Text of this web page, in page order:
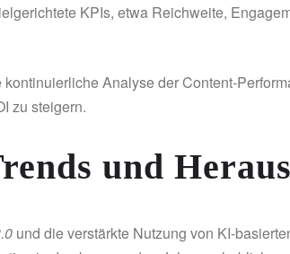
KPIs, etwa Reichweite,
Analyse der Content-
zu steigern.
und
und die verstärkte Nutzung von KI-